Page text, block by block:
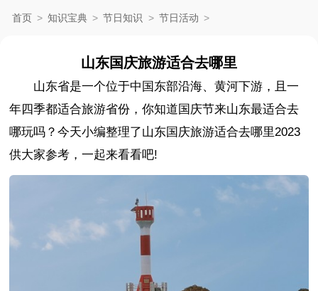
首页 > 知识宝典 > 节日知识 > 节日活动 >
山东国庆旅游适合去哪里
山东省是一个位于中国东部沿海、黄河下游，且一
年四季都适合旅游省份，你知道国庆节来山东最适合去
哪玩吗？今天小编整理了山东国庆旅游适合去哪里2023
供大家参考，一起来看看吧!